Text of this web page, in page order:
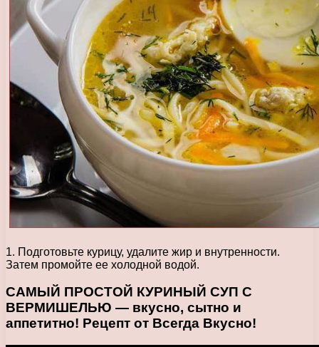
1. Подготовьте курицу, удалите жир и внутренности.
Затем промойте ее холодной водой.
САМЫЙ ПРОСТОЙ КУРИНЫЙ СУП С
ВЕРМИШЕЛЬЮ — вкусно, сытно и
аппетитно! Рецепт от Всегда Вкусно!